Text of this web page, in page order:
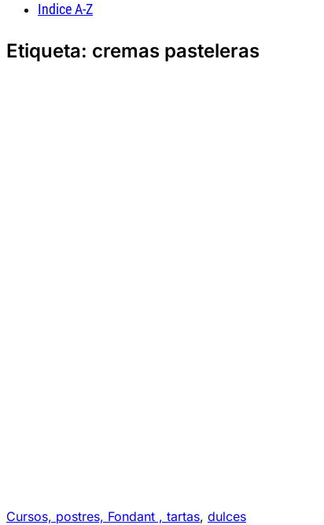
Indice A-Z
Etiqueta: cremas pasteleras
Cursos, postres, Fondant , tartas, dulces